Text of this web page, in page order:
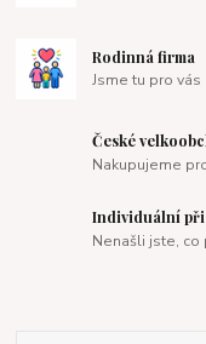
Rodinná firma
Jsme tu pro
České
Nakupujeme
Individuální
Nenašli jste, co